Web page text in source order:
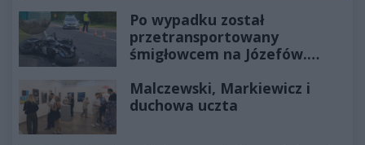
Po wypadku został
przetransportowany
śmigłowcem na Józefów.
Malczewski, Markiewicz i
duchowa uczta